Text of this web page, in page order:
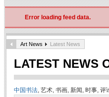
Error loading feed data.
Art News Latest News
LATEST NEWS
中国书法, 艺术, 书画, 新闻, 时事, 评